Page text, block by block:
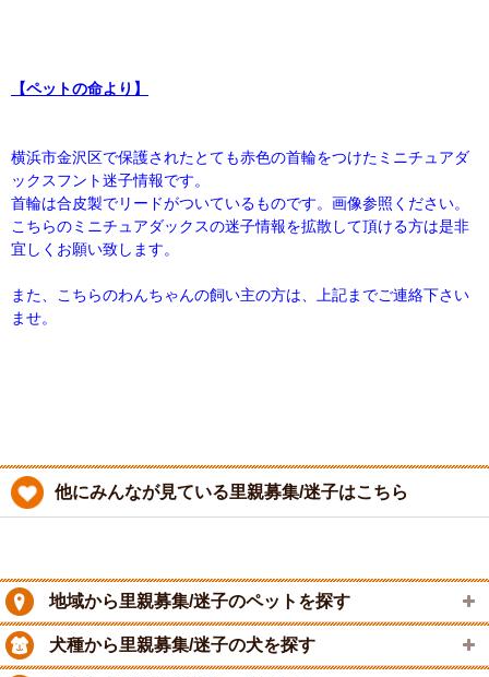
【ペットの命より】
横浜市金沢区で保護されたとても赤色の首輪をつけたミニチュアダ
ックスフント迷子情報です。
首輪は合皮製でリードがついているものです。画像参照ください。
こちらのミニチュアダックスの迷子情報を拡散して頂ける方は是非
宜しくお願い致します。
また、こちらのわんちゃんの飼い主の方は、上記までご連絡下さい
ませ。
他にみんなが見ている里親募集/迷子はこちら
地域から里親募集/迷子のペットを探す
犬種から里親募集/迷子の犬を探す